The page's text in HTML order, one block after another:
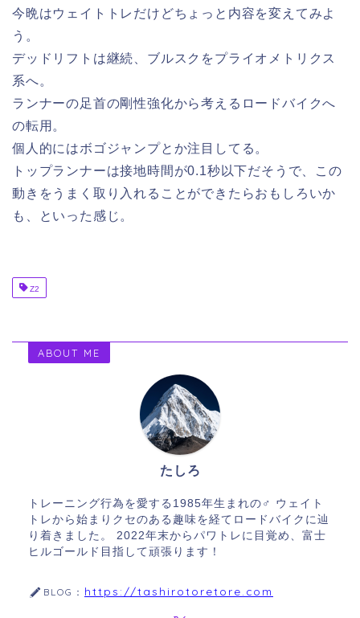
今晩はウェイトトレだけどちょっと内容を変えてみよ
う。
デッドリフトは継続、ブルスクをプライオメトリクス
系へ。
ランナーの足首の剛性強化から考えるロードバイクへ
の転用。
個人的にはボゴジャンプとか注目してる。
トップランナーは接地時間が0.1秒以下だそうで、この
動きをうまく取り入れることができたらおもしろいか
も、といった感じ。
Z2
ABOUT ME
たしろ
トレーニング行為を愛する1985年生まれの♂ ウェイト
トレから始まりクセのある趣味を経てロードバイクに辿
り着きました。 2022年末からパワトレに目覚め、富士
ヒルゴールド目指して頑張ります！
BLOG： https://tashirotoretore.com